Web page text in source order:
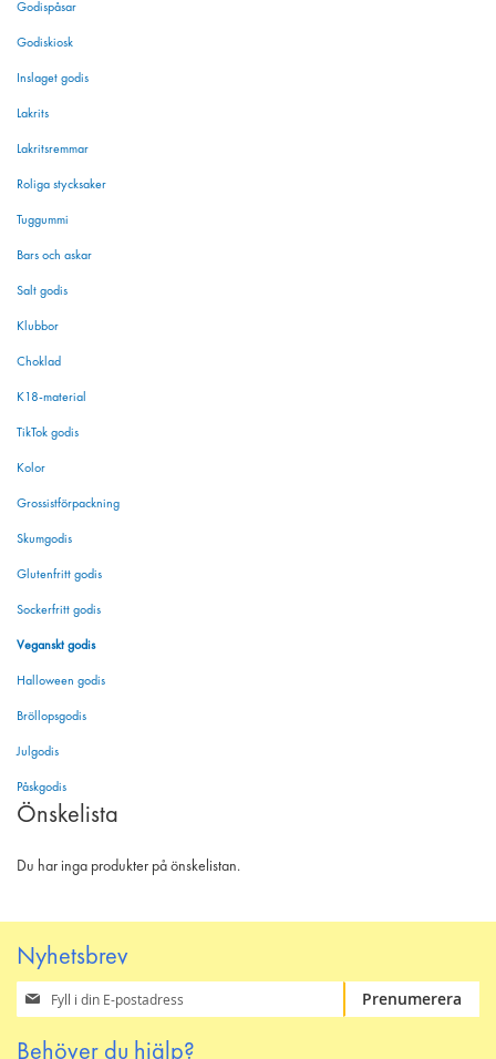
Godispåsar
Godiskiosk
Inslaget godis
Lakrits
Lakritsremmar
Roliga stycksaker
Tuggummi
Bars och askar
Salt godis
Klubbor
Choklad
K18-material
TikTok godis
Kolor
Grossistförpackning
Skumgodis
Glutenfritt godis
Sockerfritt godis
Veganskt godis
Halloween godis
Bröllopsgodis
Julgodis
Påskgodis
Önskelista
Du har inga produkter på önskelistan.
Nyhetsbrev
Prenumerera
på
Prenumerera
Behöver du hjälp?